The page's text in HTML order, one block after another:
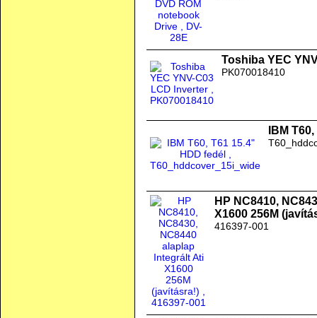
Toshiba YEC
PK070018410
IBM
HP NC8410,
X1600 256M
416397-001